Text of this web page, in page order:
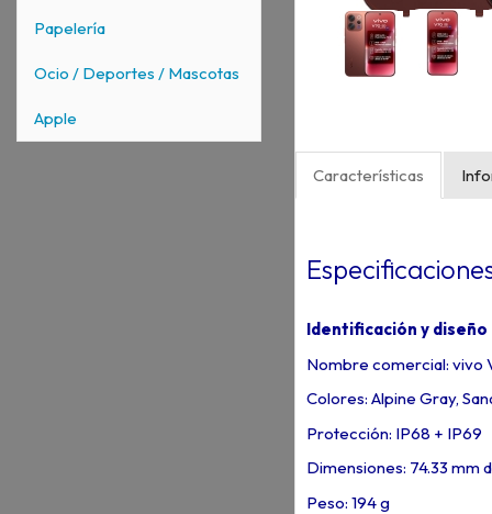
Papelería
Ocio / Deportes / Mascotas
Apple
Características
Identificación y diseño
Nombre comercial: vivo
Colores: Alpine Gray,
Protección: IP68 + IP69
Dimensiones: 74.33 mm
Peso: 194 g